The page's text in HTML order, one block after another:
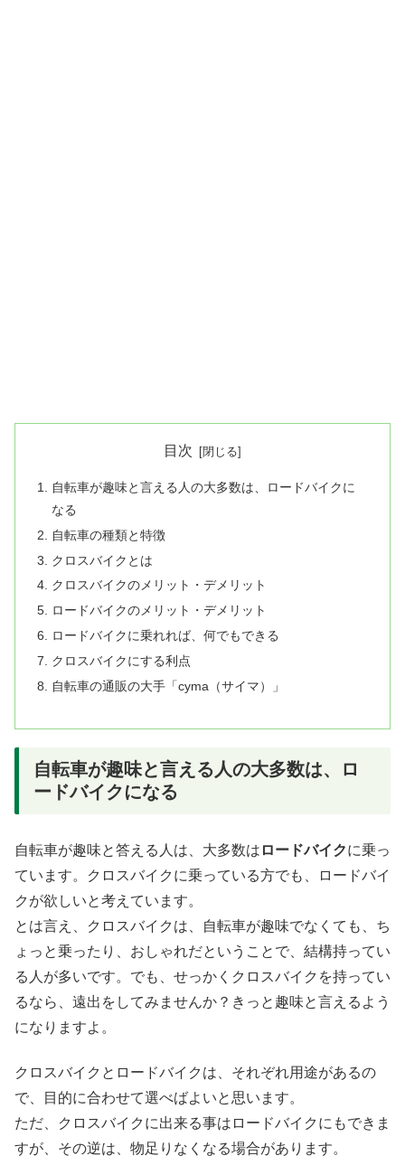
目次
自転車が趣味と言える人の大多数は、ロードバイクに
なる
自転車の種類と特徴
クロスバイクとは
クロスバイクのメリット・デメリット
ロードバイクのメリット・デメリット
ロードバイクに乗れれば、何でもできる
クロスバイクにする利点
自転車の通販の大手「cyma（サイマ）」
自転車が趣味と言える人の大多数は、ロ
ードバイクになる
自転車が趣味と答える人は、大多数は ロードバイクに乗っ
ています。クロスバイクに乗っている方でも、ロードバイ
クが欲しいと考えています。
とは言え、クロスバイクは、自転車が趣味でなくても、ち
ょっと乗ったり、おしゃれだということで、結構持ってい
る人が多いです。でも、せっかくクロスバイクを持ってい
るなら、遠出をしてみませんか？きっと趣味と言えるよう
になりますよ。
クロスバイクとロードバイクは、それぞれ用途があるの
で、目的に合わせて選べばよいと思います。
ただ、クロスバイクに出来る事はロードバイクにもできま
すが、その逆は、物足りなくなる場合があります。